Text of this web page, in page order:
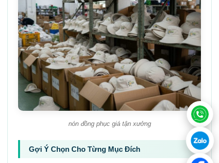
nón đồng phục giá tận xưởng
Gợi Ý Chọn Cho Từng Mục Đích